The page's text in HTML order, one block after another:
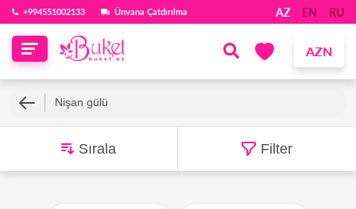
‪+994551002133‬ Ünvana Çatdırılma AZ EN RU
AZN
Nişan gülü
Sırala Filter